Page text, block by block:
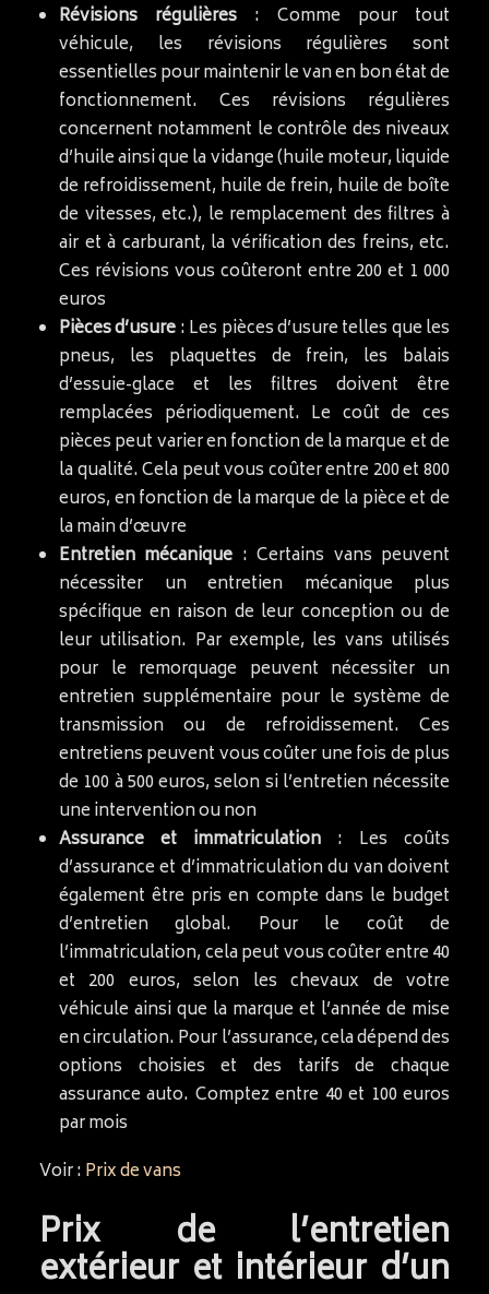
Révisions régulières : Comme pour tout
véhicule, les révisions régulières sont
essentielles pour maintenir le van en bon état de
fonctionnement. Ces révisions régulières
concernent notamment le contrôle des niveaux
d’huile ainsi que la vidange (huile moteur, liquide
de refroidissement, huile de frein, huile de boîte
de vitesses, etc.), le remplacement des filtres à
air et à carburant, la vérification des freins, etc.
Ces révisions vous coûteront entre 200 et 1 000
euros
Pièces d’usure: Les pièces d’usure telles que les
pneus, les plaquettes de frein, les balais
d’essuie-glace et les filtres doivent être
remplacées périodiquement. Le coût de ces
pièces peut varier en fonction de la marque et de
la qualité. Cela peut vous coûter entre 200 et 800
euros, en fonction de la marque de la pièce et de
la main d’œuvre
Entretien mécanique : Certains vans peuvent
nécessiter un entretien mécanique plus
spécifique en raison de leur conception ou de
leur utilisation. Par exemple, les vans utilisés
pour le remorquage peuvent nécessiter un
entretien supplémentaire pour le système de
transmission ou de refroidissement. Ces
entretiens peuvent vous coûter une fois de plus
de 100 à 500 euros, selon si l’entretien nécessite
une intervention ou non
Assurance et immatriculation : Les coûts
d’assurance et d’immatriculation du van doivent
également être pris en compte dans le budget
d’entretien global. Pour le coût de
l’immatriculation, cela peut vous coûter entre 40
et 200 euros, selon les chevaux de votre
véhicule ainsi que la marque et l’année de mise
en circulation. Pour l’assurance, cela dépend des
options choisies et des tarifs de chaque
assurance auto. Comptez entre 40 et 100 euros
par mois
Voir :Prix de vans
Prix de l’entretien
extérieur et intérieur d’un